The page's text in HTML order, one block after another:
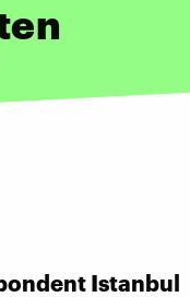
Istanbul